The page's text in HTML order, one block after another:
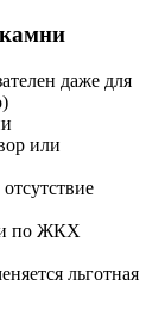
даже для
или
по ЖКХ
льготная